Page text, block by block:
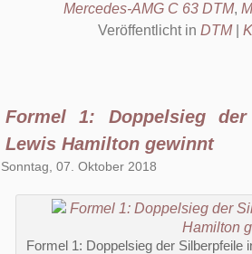
Mercedes-AMG C 63 DTM,
Veröffentlicht in DTM|
Formel 1: Doppelsieg
Lewis Hamilton gewinnt
Sonntag, 07. Oktober 2018
Formel 1: Doppelsieg der Silberpfeile